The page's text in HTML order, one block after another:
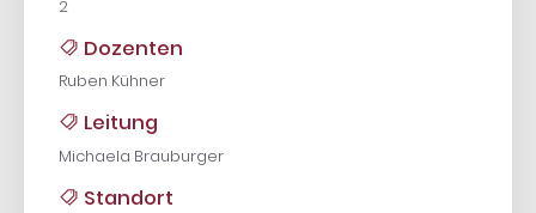
2
Dozenten
Ruben Kühner
Leitung
Michaela Brauburger
Standort